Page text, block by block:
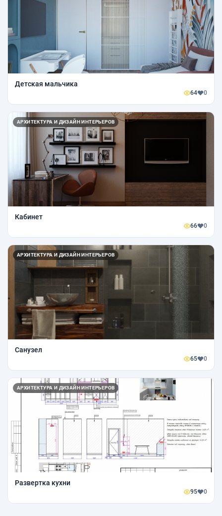
Детская мальчика
64 0
АРХИТЕКТУРА И ДИЗАЙН ИНТЕРЬЕРОВ
Кабинет
66 0
АРХИТЕКТУРА И ДИЗАЙН ИНТЕРЬЕРОВ
Санузел
65 0
АРХИТЕКТУРА И ДИЗАЙН ИНТЕРЬЕРОВ
Развертка кухни
95 0